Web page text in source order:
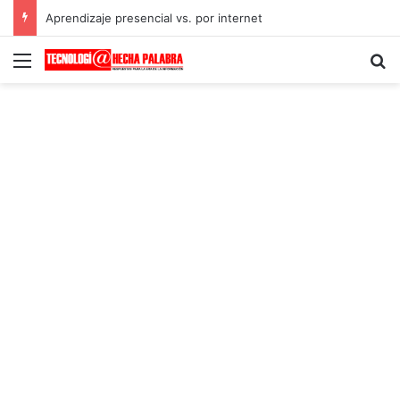
Aprendizaje presencial vs. por internet
Menú